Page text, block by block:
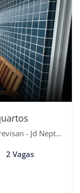
Bertioga-SP
2 Vagas